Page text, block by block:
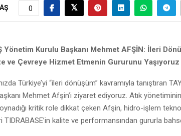
0
Yönetim Kurulu Başkanı Mehmet AFŞİN: İleri
ve Çevreye Hizmet Etmenin Gururunu Yaşıyoruz
Türkiye’yi “ileri dönüşüm” kavramıyla tanıştıran
Mehmet Afşin’i ziyaret ediyoruz. Atık
kritik role dikkat çeken Afşin, hidro-işlem
TIDRABASE’in kalite ve performansından gururla